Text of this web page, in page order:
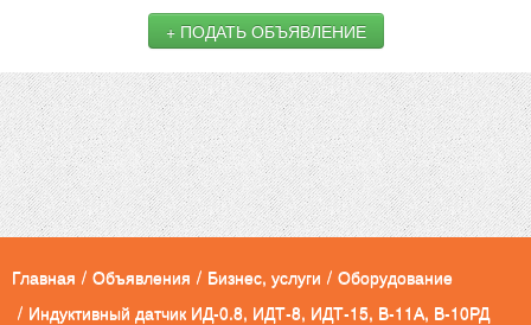
+ ПОДАТЬ ОБЪЯВЛЕНИЕ
Главная / Объявления / Бизнес, услуги / Оборудование
/ Индуктивный датчик ИД-0.8, ИДТ-8, ИДТ-15, В-11А, В-10РД